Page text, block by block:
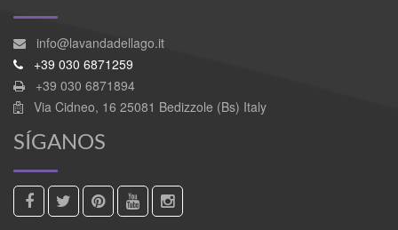
info@lavandadellago.it
+39 030 6871259
+39 030 6871894
Via Cidneo, 16 25081 Bedizzole (Bs) Italy
SÍGANOS